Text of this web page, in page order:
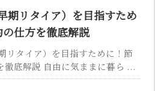
期リタイア）を目指すため
の仕方を徹底解説
リタイア）を目指すために！節
徹底解説 自由に気ままに暮ら ...